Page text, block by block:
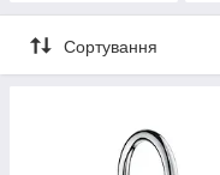
Сортування